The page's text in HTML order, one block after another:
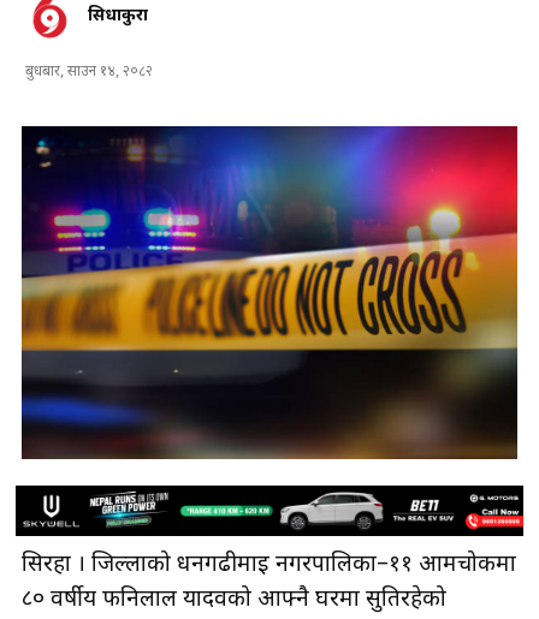
सिधाकुरा
बुधबार, साउन १४, २०८२
सिरहा । जिल्लाको धनगढीमाई नगरपालिका–११ आमचोकमा
८० वर्षीय फनिलाल यादवको आफ्नै घरमा सुतिरहेको